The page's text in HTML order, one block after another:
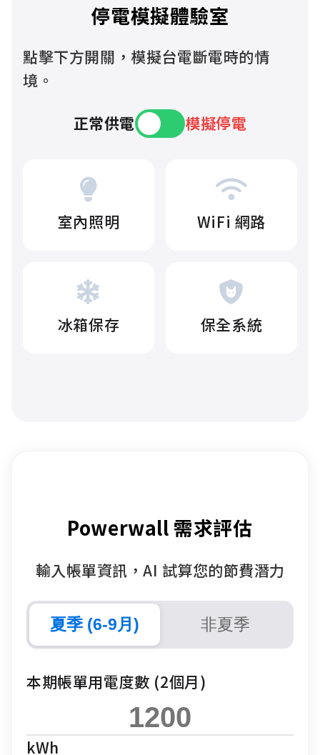
停電模擬體驗室
點擊下方開關，模擬台電斷電時的情
境。
正常供電 模擬停電
室內照明 WiFi 網路
冰箱保存 保全系統
Powerwall 需求評估
輸入帳單資訊，AI 試算您的節費潛力
夏季 (6-9月) 非夏季
本期帳單用電度數 (2個月)
kWh